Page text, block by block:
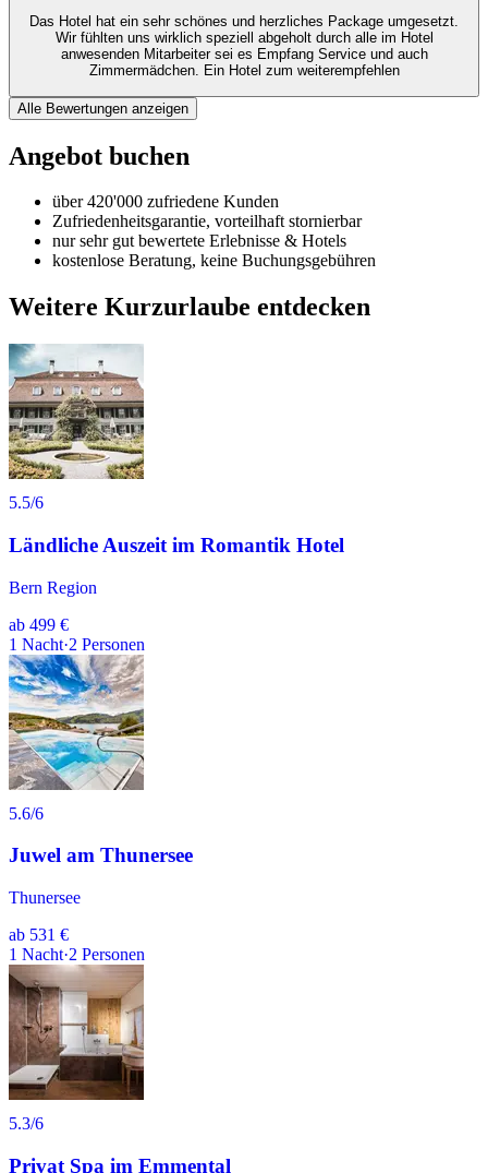
Das Hotel hat ein sehr schönes und herzliches Package umgesetzt.
Wir fühlten uns wirklich speziell abgeholt durch alle im Hotel
anwesenden Mitarbeiter sei es Empfang Service und auch
Zimmermädchen. Ein Hotel zum weiterempfehlen
Alle Bewertungen anzeigen
Angebot buchen
über 420'000 zufriedene Kunden
Zufriedenheitsgarantie, vorteilhaft stornierbar
nur sehr gut bewertete Erlebnisse & Hotels
kostenlose Beratung, keine Buchungsgebühren
Weitere Kurzurlaube entdecken
5.5/6
Ländliche Auszeit im Romantik Hotel
Bern Region
ab 499 €
1 Nacht·2 Personen
5.6/6
Juwel am Thunersee
Thunersee
ab 531 €
1 Nacht·2 Personen
5.3/6
Privat Spa im Emmental